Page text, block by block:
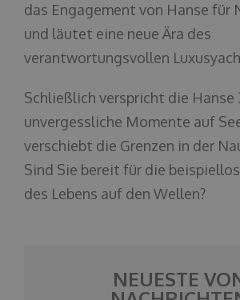
das Engagement von Hanse für
und läutet eine neue Ära des
verantwortungsvollen
Schließlich verspricht die Hanse
unvergessliche Momente auf
verschiebt die Grenzen in der
Sind Sie bereit für die
des Lebens auf den Wellen?
NEUESTE